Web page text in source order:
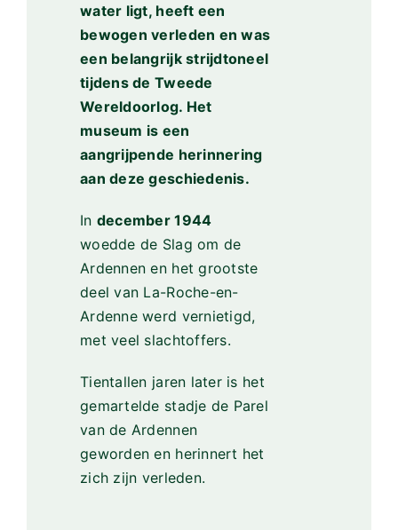
water ligt, heeft een
bewogen verleden en was
een belangrijk strijdtoneel
tijdens de Tweede
Wereldoorlog. Het
museum is een
aangrijpende herinnering
aan deze geschiedenis.
In december 1944
woedde de Slag om de
Ardennen en het grootste
deel van La-Roche-en-
Ardenne werd vernietigd,
met veel slachtoffers.
Tientallen jaren later is het
gemartelde stadje de Parel
van de Ardennen
geworden en herinnert het
zich zijn verleden.